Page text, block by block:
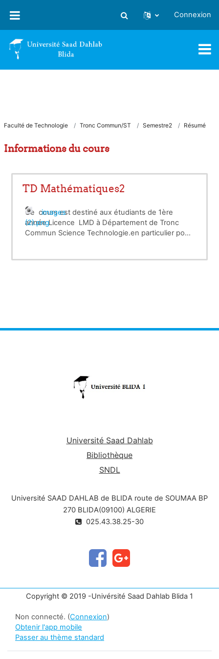
Activer/désactiver la saisie
Connexion
Faculté de Technologie Tronc Commun/ST Semestre2 Résumé
Informations du cours
TD Mathématiques2
images
(2).png
Ce cours est destiné aux étudiants de 1ère
année Licence LMD à Département de Tronc
Commun Science Technologie.en particulier pour
Université Saad Dahlab
Bibliothèque
SNDL
Université SAAD DAHLAB de BLIDA route de SOUMAA BP
270 BLIDA(09100) ALGERIE
025.43.38.25-30
Copyright © 2019 -Univérsité Saad Dahlab Blida 1
Non connecté. (Connexion)
Obtenir l'app mobile
Passer au thème standard